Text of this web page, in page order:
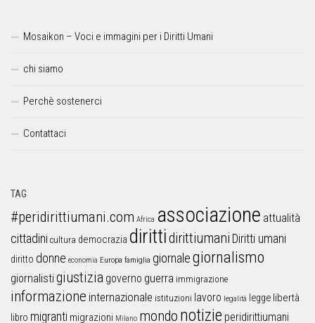
Mosaikon – Voci e immagini per i Diritti Umani
chi siamo
Perchè sostenerci
Contattaci
TAG
#peridirittiumani.com Africa associazione attualità
cittadini cultura democrazia dirittidirittiumani Diritti umani
diritto donne economia Europa famiglia giornalegiornalismo
giornalistigiustizia governo guerra immigrazione
informazione internazionale istituzioni lavoro legalità legge libertà
libro migranti migrazioni Milano mondo notizie peridirittiumani